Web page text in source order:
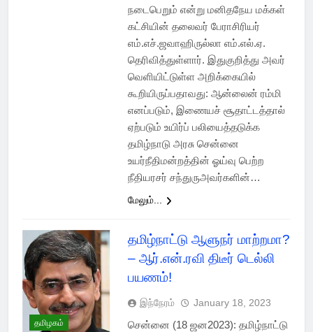
நடைபெறும் என்று மனிதநேய மக்கள்
கட்சியின் தலைவர் பேராசிரியர்
எம்.எச்.ஜவாஹிருல்லா எம்.எல்.ஏ.
தெரிவித்துள்ளார். இதுகுறித்து அவர்
வெளியிட்டுள்ள அறிக்கையில்
கூறியிருப்பதாவது: ஆன்லைன் ரம்மி
எனப்படும், இணையச் சூதாட்டத்தால்
ஏற்படும் உயிர்ப் பலியைத்தடுக்க
தமிழ்நாடு அரசு சென்னை
உயர்நீதிமன்றத்தின் ஓய்வு பெற்ற
நீதியரசர் சந்துருஅவர்களின்…
மேலும்...
தமிழகம்
தமிழ்நாட்டு ஆளுநர் மாற்றமா?
– ஆர்.என்.ரவி திடீர் டெல்லி
பயணம்!
இந்நேரம் January 18, 2023
சென்னை (18 ஜன2023): தமிழ்நாட்டு